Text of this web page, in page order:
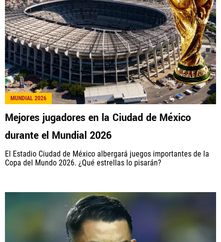
MUNDIAL 2026
Mejores jugadores en la Ciudad de México
durante el Mundial 2026
El Estadio Ciudad de México albergará juegos importantes de la
Copa del Mundo 2026. ¿Qué estrellas lo pisarán?